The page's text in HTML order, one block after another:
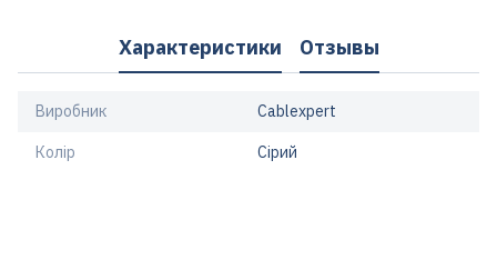
Характеристики Отзывы
Виробник Cablexpert
Колір Сірий